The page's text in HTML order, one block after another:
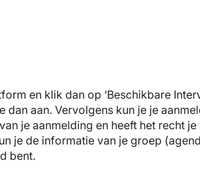
en klik dan op ‘Beschikbare
aan. Vervolgens kun je je
je aanmelding en heeft het recht
je de informatie van je groep
bent.